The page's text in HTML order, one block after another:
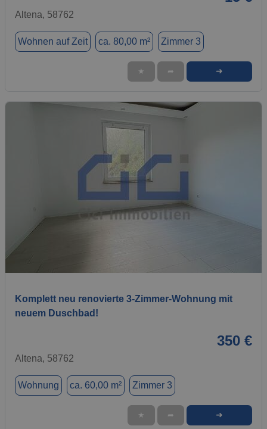
Altena, 58762
Wohnen auf Zeit ca. 80,00 m² Zimmer 3
★ ➦ ➜
Komplett neu renovierte 3-Zimmer-Wohnung mit
neuem Duschbad!
350 €
Altena, 58762
Wohnung ca. 60,00 m² Zimmer 3
★ ➦ ➜